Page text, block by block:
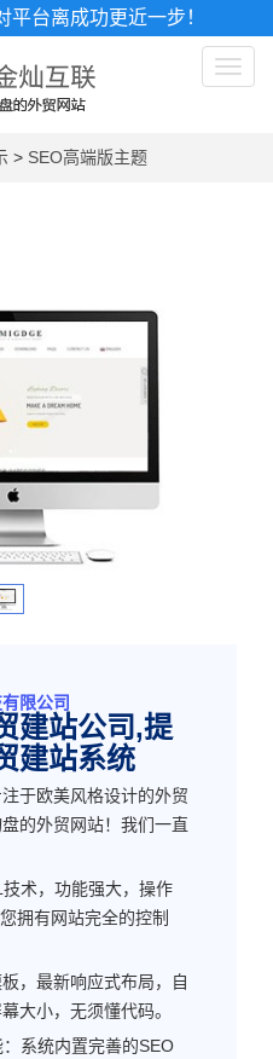
台离成功更近一步！
Toggle
> SEO高端版主题
限公司
建站公司,提
建站系统
于欧美风格设计的外贸
的外贸网站！我们一直
术，功能强大，操作
拥有网站完全的控制
，最新响应式布局，自
大小，无须懂代码。
系统内置完善的SEO